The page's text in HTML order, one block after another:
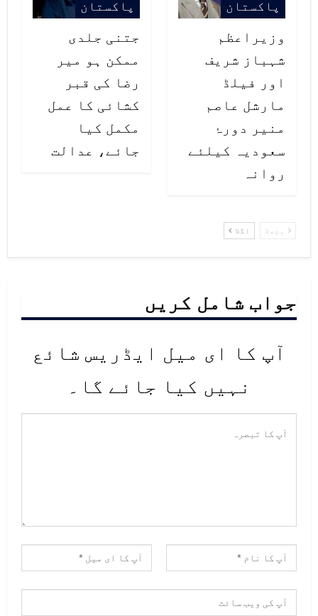
پاکستان
وزیراعظم
شہباز شریف
اور فیلڈ
مارشل عاصم
منیر دورۂ
سعودیہ کیلئے
روانہ
پاکستان
جتنی جلدی
ممکن ہو میر
رضا کی قبر
کشائی کا عمل
مکمل کیا
جائے، عدالت
پچھلا اگلا
جواب شامل کریں
آپ کا ای میل ایڈریس شائع
نہیں کیا جائے گا۔